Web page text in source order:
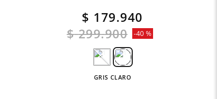
$ 179.940
$ 299.900 -40 %
GRIS CLARO